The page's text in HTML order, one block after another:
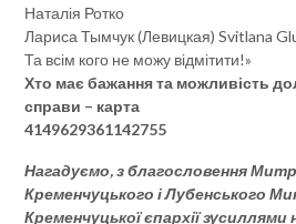
Наталія Ротко
Лариса Тымчук (Левицкая) Svitlana
Та всім кого не можу відмітити!»
Хто має бажання та можливість
справи – карта
4149629361142755
Нагадуємо, з благословення
Кременчуцького і Лубенського
Кременчуцької єпархії